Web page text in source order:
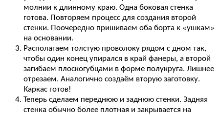
молнии к длинному краю. Одна боковая стенка
готова. Повторяем процесс для создания второй
стенки. Поочередно пришиваем оба борта к «ушкам»
на основании.
Располагаем толстую проволоку рядом с дном так,
чтобы один конец упирался в край фанеры, а второй
загибаем плоскогубцами в форме полукруга. Лишнее
отрезаем. Аналогично создаём вторую заготовку.
Каркас готов!
Теперь сделаем переднюю и заднюю стенки. Задняя
стенка обычно более плотная и закрывается на